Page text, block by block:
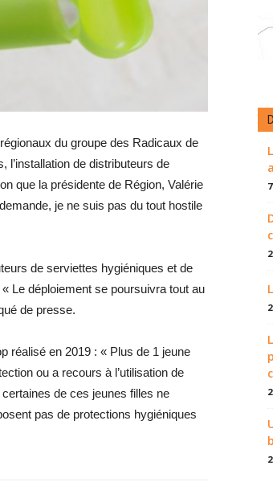
du groupe des Radicaux de
l’installation de distributeurs de
que la présidente de Région, Valérie
je ne suis pas du tout hostile
de serviettes hygiéniques et de
Le déploiement se poursuivra tout au
de presse.
réalisé en 2019 : « Plus de 1 jeune
ou a recours à l’utilisation de
de ces jeunes filles ne
pas de protections hygiéniques